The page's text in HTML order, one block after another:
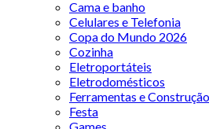
Cama e banho
Celulares e Telefonia
Copa do Mundo 2026
Cozinha
Eletroportáteis
Eletrodomésticos
Ferramentas e Construção
Festa
Games